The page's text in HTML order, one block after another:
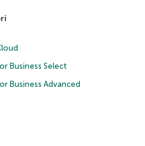
Business Select
Business Advanced